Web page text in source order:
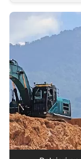
INDONESIA
Insight
NTB
Suara
Time
Lens
IDN
Daily
Jogja
Jalan
Rakyat
Idealita
News
Kita
Notice
Radar
Baru
Seedbacklink
Follow
Kabarbaru